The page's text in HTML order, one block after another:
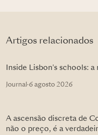
Artigos relacionados
Inside Lisbon's schools:
Journal ·6 agosto 2026
A ascensão discreta de
não o preço, é a